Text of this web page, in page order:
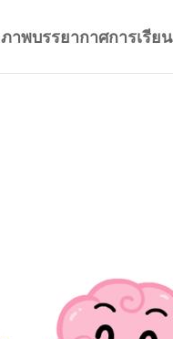
ภาพบรรยากาศการเรียน